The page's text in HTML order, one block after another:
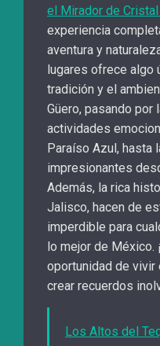
el Mirador de
experiencia
aventura y
lugares ofrece algo
tradición y el
Güero, pasando por
actividades
Paraíso Azul, hasta
impresionantes
Además, la rica
Jalisco, hacen de
imperdible para
lo mejor de México.
oportunidad de vivir
crear recuerdos
Los Altos del